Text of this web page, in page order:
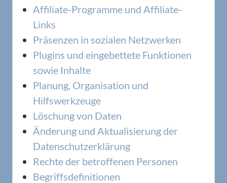
Affiliate-Programme und Affiliate-
Links
Präsenzen in sozialen Netzwerken
Plugins und eingebettete Funktionen
sowie Inhalte
Planung, Organisation und
Hilfswerkzeuge
Löschung von Daten
Änderung und Aktualisierung der
Datenschutzerklärung
Rechte der betroffenen Personen
Begriffsdefinitionen